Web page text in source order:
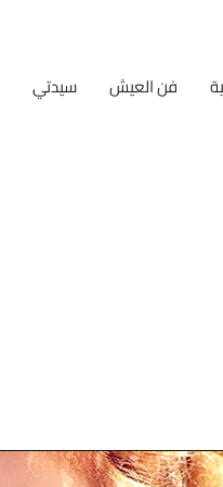
فن العيش سيدتي